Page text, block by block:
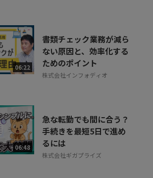
06:22
書類チェック業務が減ら
ない原因と、効率化する
ためのポイント
株式会社インフォディオ
06:48
急な転勤でも間に合う？
手続きを最短5日で進め
るには
株式会社ギガプライズ